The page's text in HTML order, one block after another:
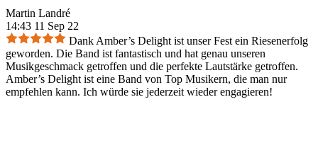
Martin Landré
14:43 11 Sep 22
Dank Amber’s Delight ist unser Fest ein Riesenerfolg
geworden. Die Band ist fantastisch und hat genau unseren
Musikgeschmack getroffen und die perfekte Lautstärke getroffen.
Amber’s Delight ist eine Band von Top Musikern, die man nur
empfehlen kann. Ich würde sie jederzeit wieder engagieren!